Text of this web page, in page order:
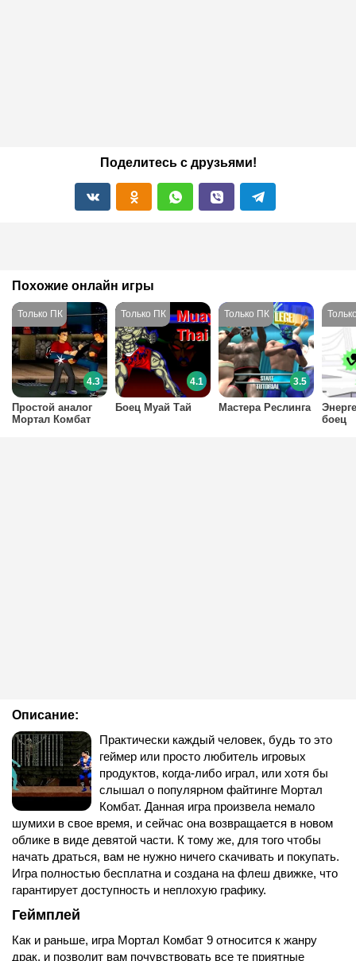
Поделитесь с друзьями!
Описание:
Практически каждый человек, будь то это
геймер или просто любитель игровых
продуктов, когда-либо играл, или хотя бы
слышал о популярном файтинге Мортал
Комбат. Данная игра произвела немало
шумихи в свое время, и сейчас она возвращается в новом
облике в виде девятой части. К тому же, для того чтобы
начать драться, вам не нужно ничего скачивать и покупать.
Игра полностью бесплатна и создана на флеш движке, что
гарантирует доступность и неплохую графику.
Геймплей
Как и раньше, игра Мортал Комбат 9 относится к жанру
драк, и позволит вам почувствовать все те приятные
Похожие онлайн игры
Простой аналог
Мортал Комбат
4.3
Боец Муай Тай
4.1
Мастера Реслинга
3.5
боец